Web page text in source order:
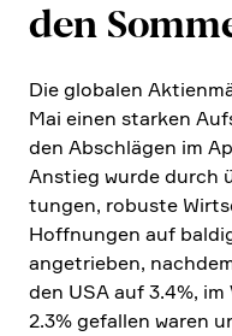
den
Die globalen
Mai einen starken
den Abschlägen im
Anstieg wurde durch
tungen, robuste
Hoffnungen auf
angetrieben,
den USA auf 3.4%,
2.3% gefallen waren